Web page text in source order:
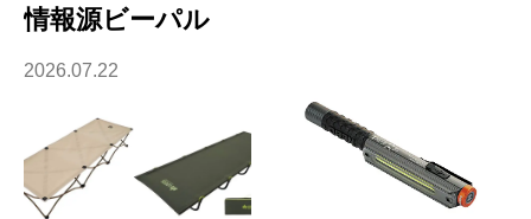
情報源ビーパル
2026.07.22